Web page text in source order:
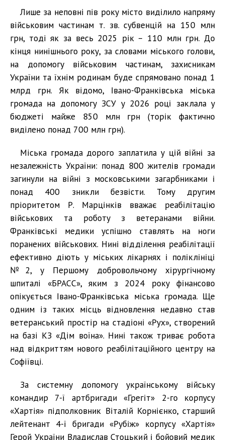
Лише за неповні пів року місто виділило напряму
військовим частинам т. зв. субвенцій на 150 млн
грн, тоді як за весь 2025 рік – 110 млн грн. До
кінця нинішнього року, за словами міського голови,
на допомогу військовим частинам, захисникам
України та їхнім родинам буде спрямовано понад 1
млрд грн. Як відомо, Івано-Франківська міська
громада на допомогу ЗСУ у 2026 році заклала у
бюджеті майже 850 млн грн (торік фактично
виділено понад 700 млн грн).
Міська громада дорого заплатила у цій війні за
незалежність України: понад 800 жителів громади
загинули на війні з московськими загарбниками і
понад 400 зникли безвісти. Тому другим
пріоритетом Р. Марцінків вважає реабілітацію
військових та роботу з ветеранами війни.
Франківські медики успішно ставлять на ноги
поранених військових. Нині відділення реабілітації
ефективно діють у міських лікарнях і поліклініці
№2, у Першому добровольчому хірургічному
шпиталі «БРАСС», яким з 2024 року фінансово
опікується Івано-Франківська міська громада. Ще
одним із таких місць відновлення недавно став
ветеранський простір на стадіоні «Рух», створений
на базі КЗ «Дім воїна». Нині також триває робота
над відкриттям нового реабілітаційного центру на
Софіївці.
За системну допомогу українському війську
командир 7-ї артбригади «Грегіт» 2-го корпусу
«Хартія» підполковник Віталій Корнієнко, старший
лейтенант 4-ї бригади «Рубіж» корпусу «Хартія»
Герой України Владислав Стоцький і бойовий медик